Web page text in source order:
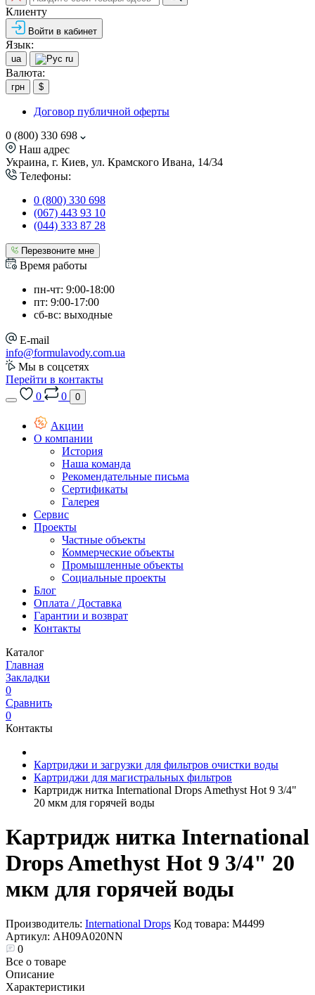
Клиенту
Войти в кабинет
Язык:
ua ru
Валюта:
грн $
Договор публичной оферты
0 (800) 330 698
Наш адрес
Украина, г. Киев, ул. Крамского Ивана, 14/34
Телефоны:
0 (800) 330 698
(067) 443 93 10
(044) 333 87 28
Перезвоните мне
Время работы
пн-чт: 9:00-18:00
пт: 9:00-17:00
сб-вс: выходные
E-mail
info@formulavody.com.ua
Мы в соцсетях
Перейти в контакты
0
0 0
Акции
О компании
История
Наша команда
Рекомендательные письма
Сертификаты
Галерея
Сервис
Проекты
Частные объекты
Коммерческие объекты
Промышленные объекты
Социальные проекты
Блог
Оплата / Доставка
Гарантии и возврат
Контакты
Каталог
Главная
Закладки
0
Сравнить
0
Контакты
Картриджи и загрузки для фильтров очистки воды
Картриджи для магистральных фильтров
Картридж нитка International Drops Amethyst Hot 9 3/4"
20 мкм для горячей воды
Картридж нитка International
Drops Amethyst Hot 9 3/4" 20
мкм для горячей воды
Производитель: International Drops Код товара: М4499
Артикул: AH09A020NN
0
Все о товаре
Описание
Характеристики